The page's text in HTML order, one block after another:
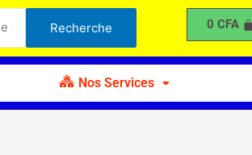
Recherche 0 CFA
Nos Services
150Ah
-
24V